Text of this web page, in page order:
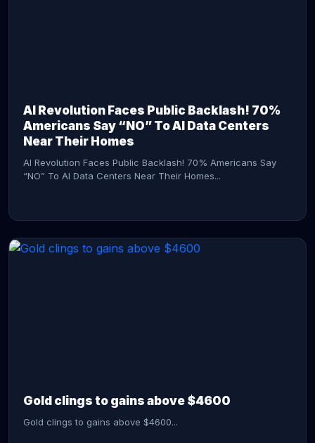
AI Revolution Faces Public Backlash! 70%
Americans Say “NO” To AI Data Centers
Near Their Homes
AI Revolution Faces Public Backlash! 70% Americans Say
“NO” To AI Data Centers Near Their Homes...
Gold clings to gains above $4600
Gold clings to gains above $4600...